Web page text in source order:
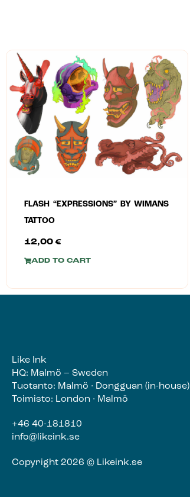
FLASH “EXPRESSIONS” BY WIMANS
TATTOO
12,00 €
ADD TO CART
Like Ink
HQ: Malmö – Sweden
Tuotanto: Malmö · Dongguan (in-house)
Toimisto: London · Malmö
+46 40-181810
info@likeink.se
Copyright 2026 © Likeink.se